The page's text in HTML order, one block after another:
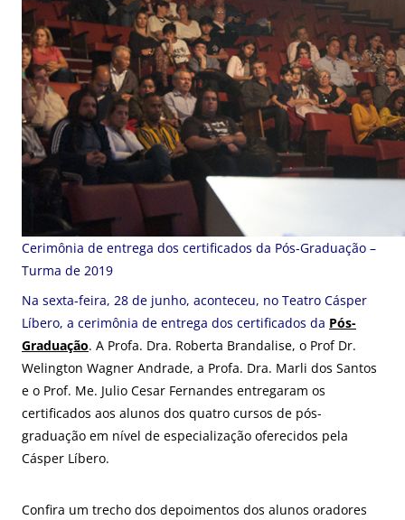
Cerimônia de entrega dos certificados da Pós-Graduação –
Turma de 2019
Na sexta-feira, 28 de junho, aconteceu, no Teatro Cásper
Líbero, a cerimônia de entrega dos certificados da Pós-
Graduação. A Profa. Dra. Roberta Brandalise, o Prof Dr.
Welington Wagner Andrade, a Profa. Dra. Marli dos Santos
e o Prof. Me. Julio Cesar Fernandes entregaram os
certificados aos alunos dos quatro cursos de pós-
graduação em nível de especialização oferecidos pela
Cásper Líbero.
Confira um trecho dos depoimentos dos alunos oradores